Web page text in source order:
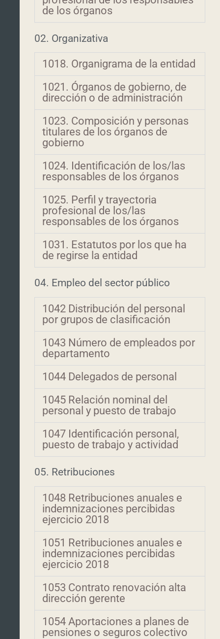
de los órganos
02. Organizativa
1018. Organigrama de la entidad
1021. Órganos de gobierno, de
dirección o de administración
1023. Composición y personas
titulares de los órganos de
gobierno
1024. Identificación de los/las
responsables de los órganos
1025. Perfil y trayectoria
profesional de los/las
responsables de los órganos
1031. Estatutos por los que ha
de regirse la entidad
04. Empleo del sector público
1042 Distribución del personal
por grupos de clasificación
1043 Número de empleados por
departamento
1044 Delegados de personal
1045 Relación nominal del
personal y puesto de trabajo
1047 Identificación personal,
puesto de trabajo y actividad
05. Retribuciones
1048 Retribuciones anuales e
indemnizaciones percibidas
ejercicio 2018
1051 Retribuciones anuales e
indemnizaciones percibidas
ejercicio 2018
1053 Contrato renovación alta
dirección gerente
1054 Aportaciones a planes de
pensiones o seguros colectivo